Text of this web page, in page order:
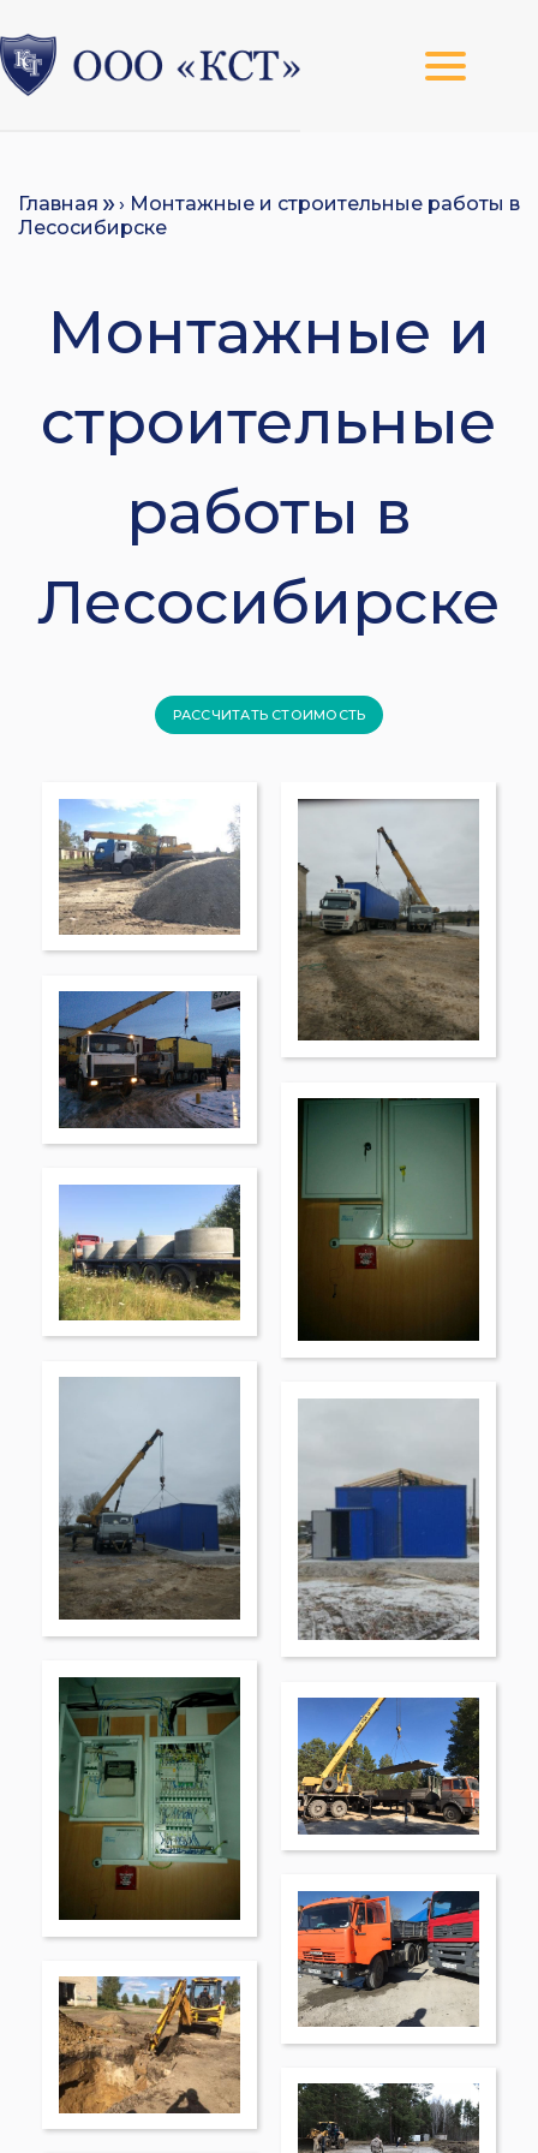
Главная
› Монтажные и строительные работы в
Лесосибирске
Монтажные и
строительные
работы в
Лесосибирске
РАССЧИТАТЬ СТОИМОСТЬ